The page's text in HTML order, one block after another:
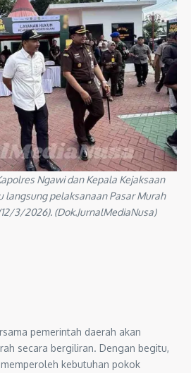
Ngawi dan Kepala Kejaksaan
langsung pelaksanaan Pasar Murah
3/2026). (Dok.JurnalMediaNusa)
pemerintah daerah akan
secara bergiliran. Dengan begitu,
kebutuhan pokok